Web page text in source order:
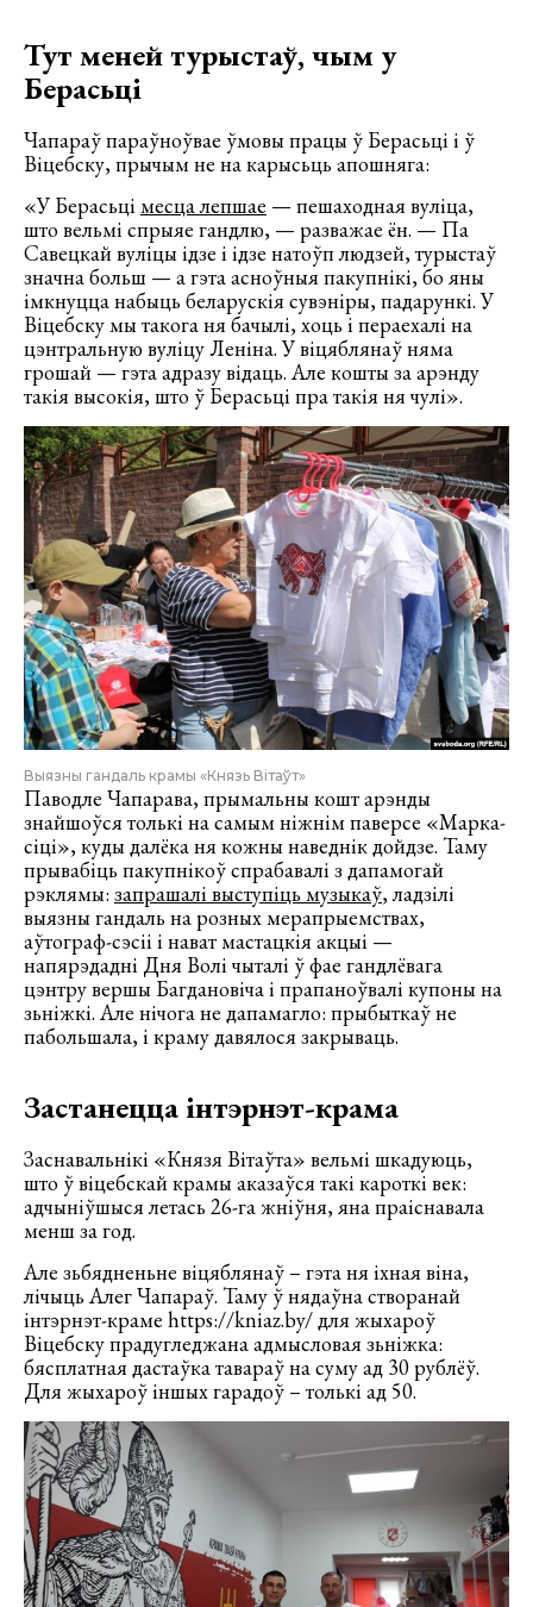
Тут меней турыстаў, чым у
Берасьці
Чапараў параўноўвае ўмовы працы ў Берасьці і ў
Віцебску, прычым не на карысьць апошняга:
«У Берасьцімесца лепшае — пешаходная вуліца,
што вельмі спрыяе гандлю, — разважае ён. — Па
Савецкай вуліцы ідзе і ідзе натоўп людзей, турыстаў
значна больш — а гэта асноўныя пакупнікі, бо яны
імкнуцца набыць беларускія сувэніры, падарункі. У
Віцебску мы такога ня бачылі, хоць і пераехалі на
цэнтральную вуліцу Леніна. У віцяблянаў няма
грошай — гэта адразу відаць. Але кошты за арэнду
такія высокія, што ў Берасьці пра такія ня чулі».
Выязны гандаль крамы «Князь Вітаўт»
Паводле Чапарава, прымальны кошт арэнды
знайшоўся толькі на самым ніжнім паверсе «Марка-
сіці», куды далёка ня кожны наведнік дойдзе. Таму
прывабіць пакупнікоў спрабавалі з дапамогай
рэклямы: запрашалі выступіць музыкаў, ладзілі
выязны гандаль на розных мерапрыемствах,
аўтограф-сэсіі і нават мастацкія акцыі —
напярэдадні Дня Волі чыталі ў фае гандлёвага
цэнтру вершы Багдановіча і прапаноўвалі купоны на
зьніжкі. Але нічога не дапамагло: прыбыткаў не
пабольшала, і краму давялося закрываць.
Застанецца інтэрнэт-крама
Заснавальнікі «Князя Вітаўта» вельмі шкадуюць,
што ў віцебскай крамы аказаўся такі кароткі век:
адчыніўшыся летась 26-га жніўня, яна праіснавала
менш за год.
Але зьбядненьне віцяблянаў – гэта ня іхная віна,
лічыць Алег Чапараў. Таму ў нядаўна створанай
інтэрнэт-краме https://kniaz.by/ для жыхароў
Віцебску прадугледжана адмысловая зьніжка:
бясплатная дастаўка тавараў на суму ад 30 рублёў.
Для жыхароў іншых гарадоў – толькі ад 50.